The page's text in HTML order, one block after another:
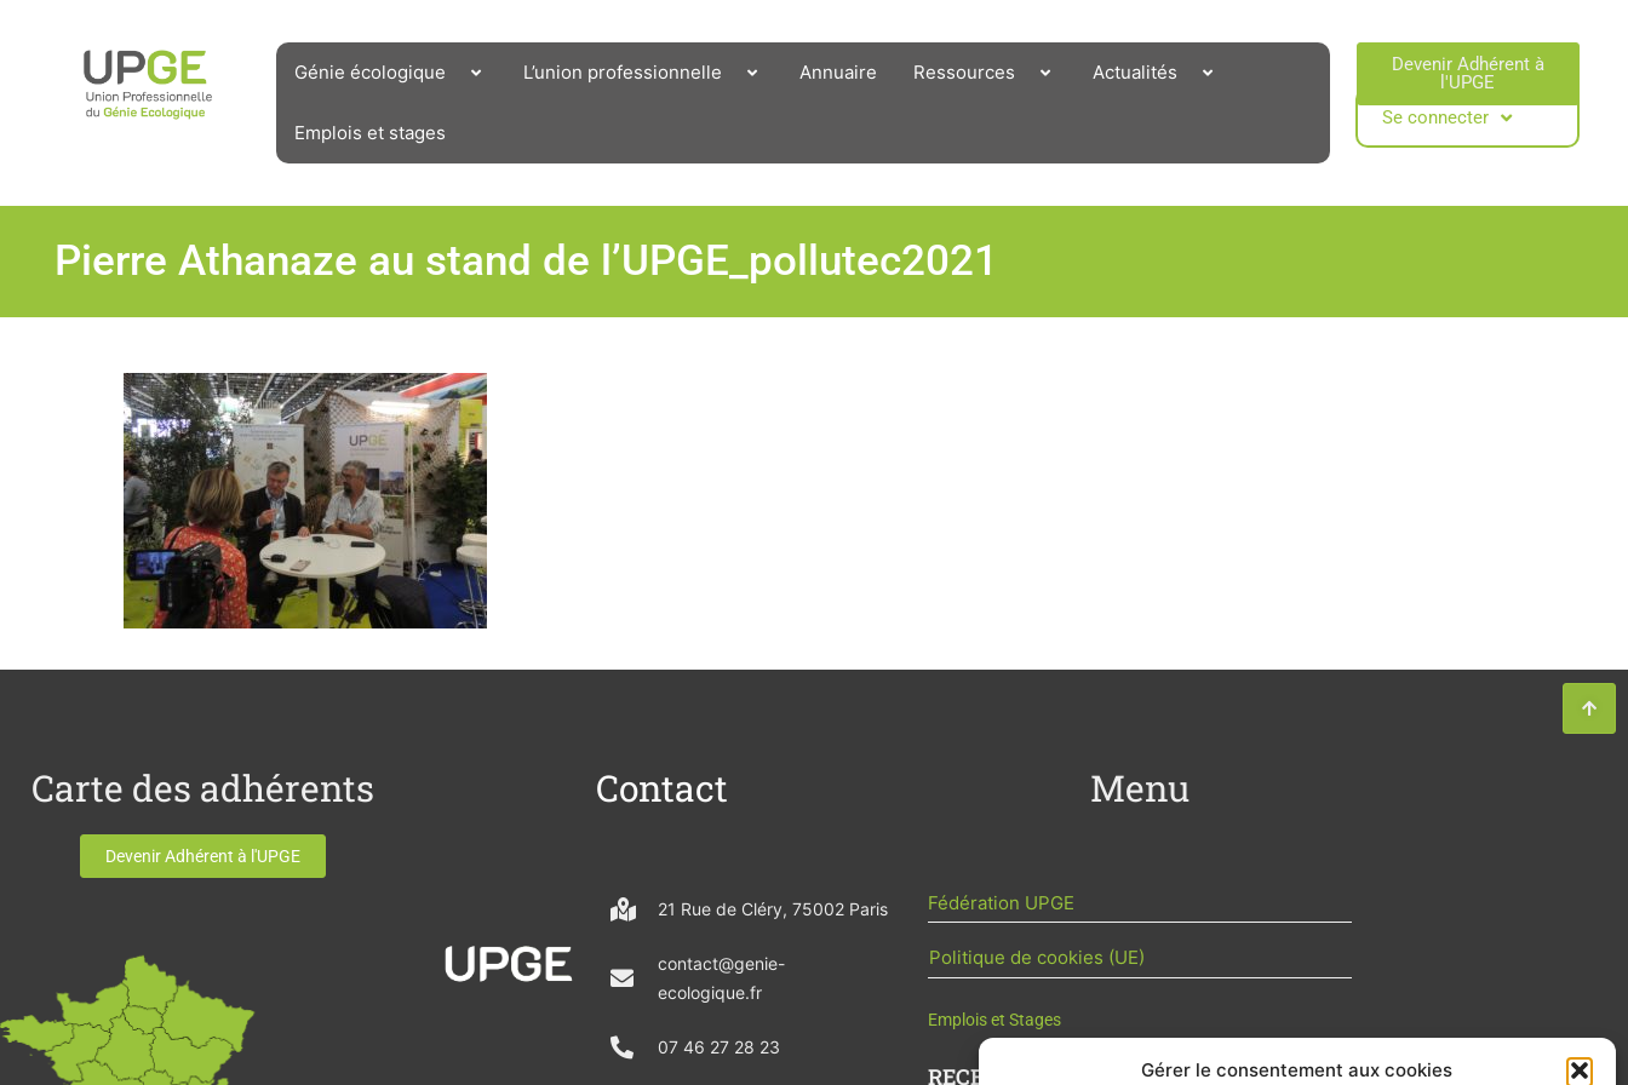
Gérer le consentement aux cookies
Génie écologique L’union professionnelle Annuaire Ressources Actualités
Emplois et stages
Devenir Adhérent à
l'UPGE​
Se connecter
Pierre Athanaze au stand de l’UPGE_pollutec2021
Carte des adhérents
Devenir Adhérent à l'UPGE
Contact
21 Rue de Cléry, 75002 Paris
contact@genie-
ecologique.fr
07 46 27 28 23
Menu
Fédération UPGE
Politique de cookies (UE)
Emplois et Stages
RECEVOIR L'ACTU DE LA FILIÈRE